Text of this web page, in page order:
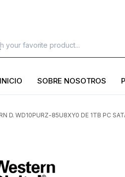
INICIO SOBRE NOSOTROS
D. WD10PURZ-85U8XY0 DE 1TB PC